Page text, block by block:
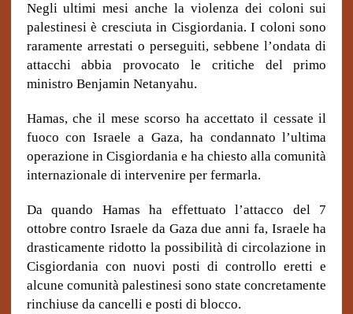
Negli ultimi mesi anche la violenza dei coloni sui
palestinesi è cresciuta in Cisgiordania. I coloni sono
raramente arrestati o perseguiti, sebbene l’ondata di
attacchi abbia provocato le critiche del primo
ministro Benjamin Netanyahu.
Hamas, che il mese scorso ha accettato il cessate il
fuoco con Israele a Gaza, ha condannato l’ultima
operazione in Cisgiordania e ha chiesto alla comunità
internazionale di intervenire per fermarla.
Da quando Hamas ha effettuato l’attacco del 7
ottobre contro Israele da Gaza due anni fa, Israele ha
drasticamente ridotto la possibilità di circolazione in
Cisgiordania con nuovi posti di controllo eretti e
alcune comunità palestinesi sono state concretamente
rinchiuse da cancelli e posti di blocco.